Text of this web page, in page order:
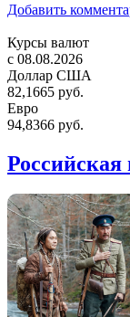
Добавить
Курсы валют
c 08.08.2026
Доллар США
82,1665 руб.
Евро
94,8366 руб.
Российская